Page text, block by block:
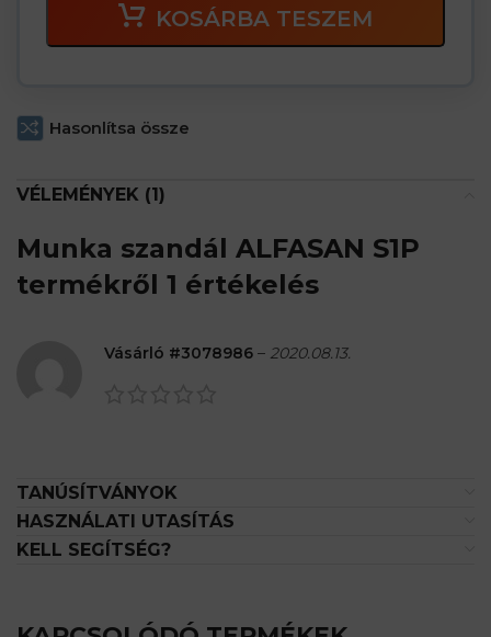
KOSÁRBA TESZEM
Hasonlítsa össze
VÉLEMÉNYEK (1)
Munka szandál ALFASAN S1P
termékről 1 értékelés
Vásárló #3078986 – 2020.08.13.
TANÚSÍTVÁNYOK
HASZNÁLATI UTASÍTÁS
KELL SEGÍTSÉG?